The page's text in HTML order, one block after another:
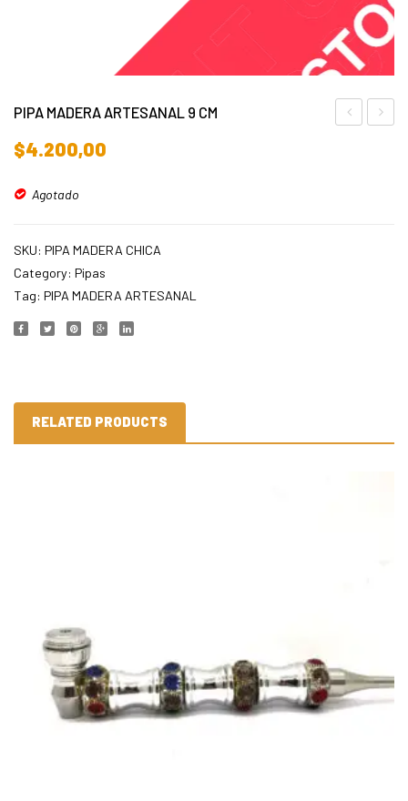
PIPA MADERA ARTESANAL 9 CM
$4.200,00
Agotado
SKU: PIPA MADERA CHICA
Category: Pipas
Tag: PIPA MADERA ARTESANAL
RELATED PRODUCTS